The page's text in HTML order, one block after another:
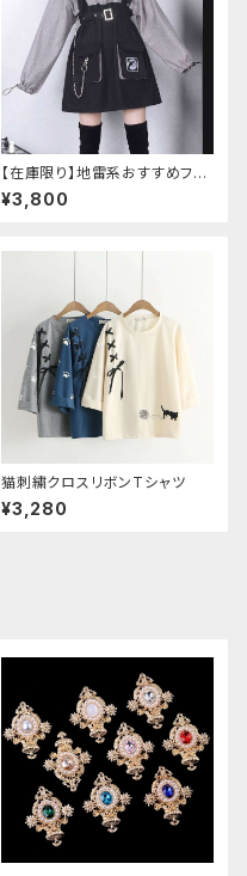
【在庫限り】地雷系おすすめフリ
ースセットアップ ワンピース＋ウ
エストストラップベルト
¥3,800
猫刺繍クロスリボンTシャツ
¥3,280